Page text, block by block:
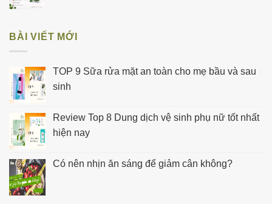
BÀI VIẾT MỚI
TOP 9 Sữa rửa mặt an toàn cho mẹ bầu và sau
sinh
Review Top 8 Dung dịch vệ sinh phụ nữ tốt nhất
hiện nay
Có nên nhịn ăn sáng để giảm cân không?